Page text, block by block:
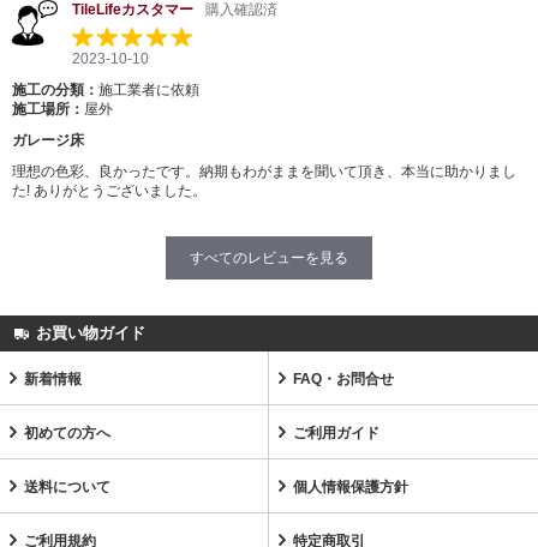
TileLifeカスタマー 購入確認済
2023-10-10
施工の分類： 施工業者に依頼
施工場所： 屋外
ガレージ床
理想の色彩、良かったです。納期もわがままを聞いて頂き、本当に助かりまし
た! ありがとうございました。
すべてのレビューを見る
お買い物ガイド
新着情報 FAQ・お問合せ
初めての方へ ご利用ガイド
送料について 個人情報保護方針
ご利用規約 特定商取引